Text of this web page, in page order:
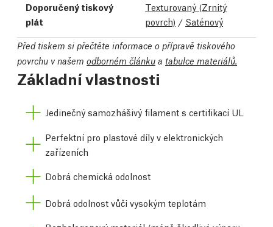
Doporučený tiskový
plát
Texturovaný (Zrnitý
povrch) / Saténový
Před tiskem si přečtěte informace o přípravě tiskového
povrchu v našem odborném článku a tabulce materiálů.
Základní vlastnosti
Jedinečný samozhášivý filament s certifikací UL
Perfektní pro plastové díly v elektronických
zařízeních
Dobrá chemická odolnost
Dobrá odolnost vůči vysokým teplotám